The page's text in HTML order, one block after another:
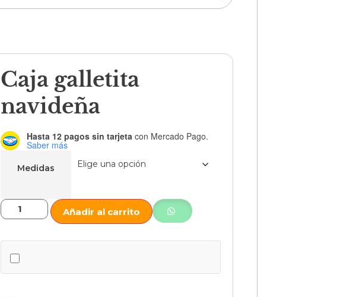
Caja galletita
navideña
Hasta 12 pagos sin tarjeta con Mercado Pago.
Saber más
Medidas
Añadir al carrito